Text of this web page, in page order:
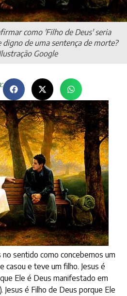
como 'Filho de Deus' seria
de uma sentença de morte?
Google
no sentido como concebemos um
casou e teve um filho. Jesus é
Ele é Deus manifestado em
Jesus é Filho de Deus porque Ele